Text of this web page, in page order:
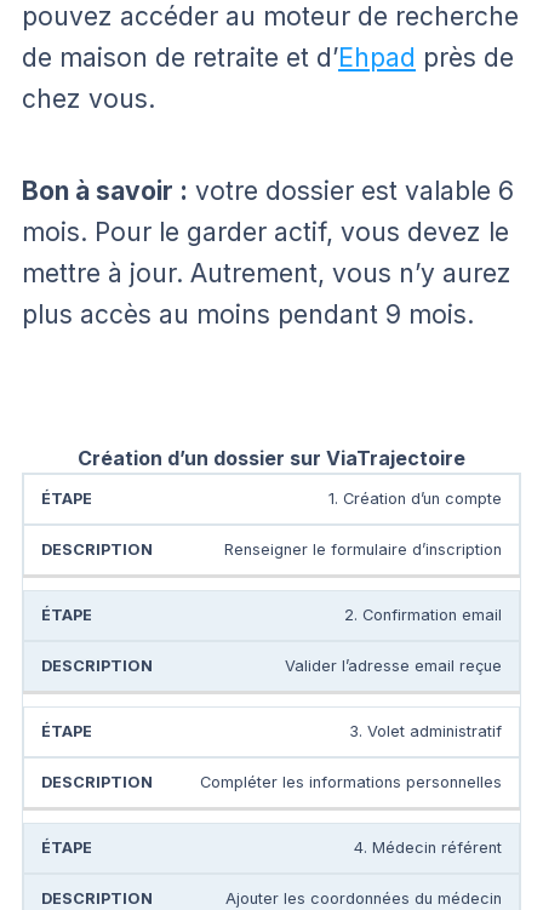
pouvez accéder au moteur de recherche
de maison de retraite et d’Ehpad près de
chez vous.
Bon à savoir : votre dossier est valable 6
mois. Pour le garder actif, vous devez le
mettre à jour. Autrement, vous n’y aurez
plus accès au moins pendant 9 mois.
Création d’un dossier sur ViaTrajectoire
1. Création d’un compte
Renseigner le formulaire d’inscription
2. Confirmation email
Valider l’adresse email reçue
3. Volet administratif
Compléter les informations personnelles
4. Médecin référent
Ajouter les coordonnées du médecin